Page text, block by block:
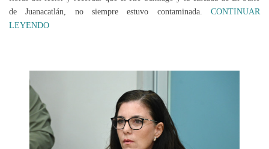
de Juanacatlán, no siempre estuvo contaminada. CONTINUAR
LEYENDO